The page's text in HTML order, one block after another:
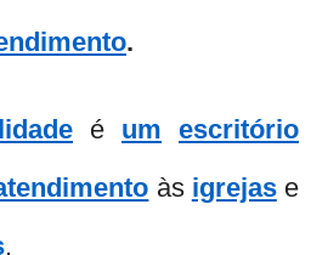
.
é um escritório
às igrejase
.